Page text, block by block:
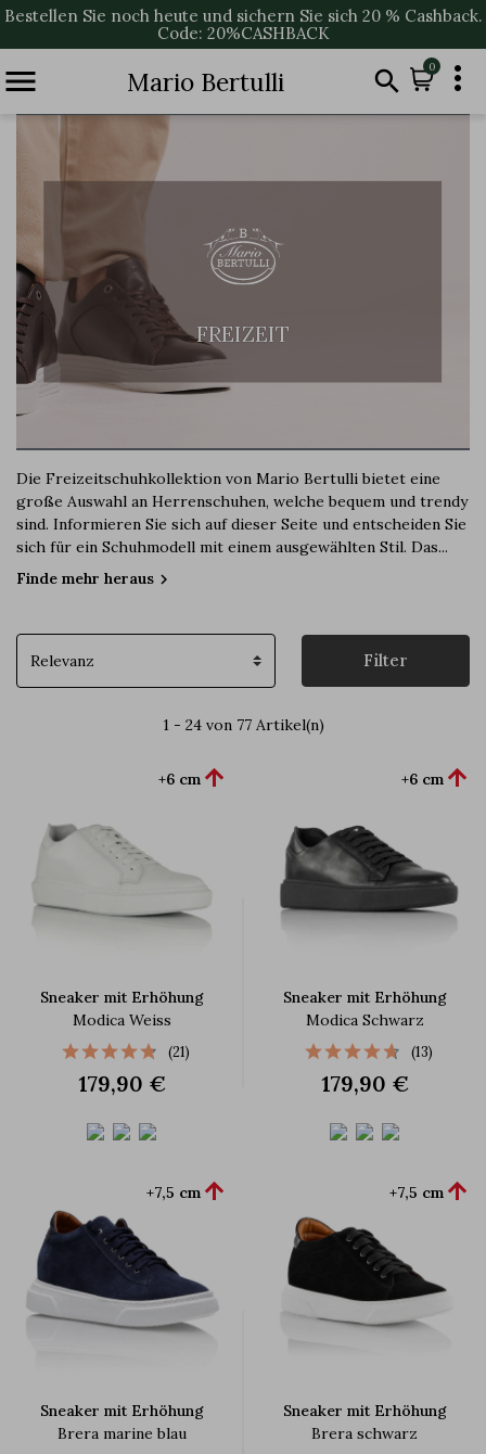
Bestellen Sie noch heute und sichern Sie sich 20 % Cashback.
Code: 20%CASHBACK
 Mario Bertulli  0 
FREIZEIT
Die Freizeitschuhkollektion von Mario Bertulli bietet eine
große Auswahl an Herrenschuhen, welche bequem und trendy
sind. Informieren Sie sich auf dieser Seite und entscheiden Sie
sich für ein Schuhmodell mit einem ausgewählten Stil. Das...
Finde mehr heraus chevron_right
Filter
1 - 24 von 77 Artikel(n)
Sneaker mit Erhöhung
Modica Weiss
+6 cm 
(21)
179,90 €
Sneaker mit Erhöhung
Modica Schwarz
+6 cm 
(13)
179,90 €
Sneaker mit Erhöhung
Brera marine blau
+7,5 cm 
Sneaker mit Erhöhung
Brera schwarz
+7,5 cm 